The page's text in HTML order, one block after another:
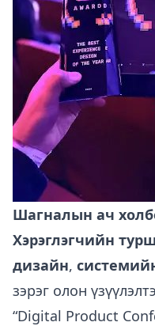
Шагналын ач
Хэрэглэгчийн
дизайн,
зэрэг олон
“Digital Product